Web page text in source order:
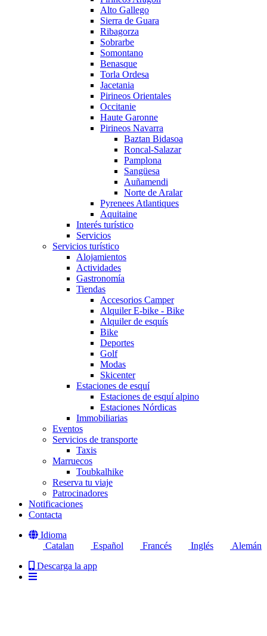
Alto Gallego
Sierra de Guara
Ribagorza
Sobrarbe
Somontano
Benasque
Torla Ordesa
Jacetania
Pirineos Orientales
Occitanie
Haute Garonne
Pirineos Navarra
Baztan Bidasoa
Roncal-Salazar
Pamplona
Sangüesa
Auñamendi
Norte de Aralar
Pyrenees Atlantiques
Aquitaine
Interés turístico
Servicios
Servicios turístico
Alojamientos
Actividades
Gastronomía
Tiendas
Accesorios Camper
Alquiler E-bike - Bike
Alquiler de esquís
Bike
Deportes
Golf
Modas
Skicenter
Estaciones de esquí
Estaciones de esquí alpino
Estaciones Nórdicas
Immobiliarias
Eventos
Servicios de transporte
Taxis
Marruecos
Toubkalhike
Reserva tu viaje
Patrocinadores
Notificaciones
Contacta
Idioma
Catalan
Español Francés Inglés
Alemán
Descarga la app